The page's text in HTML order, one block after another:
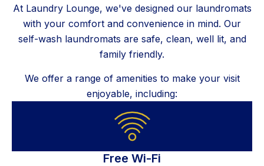
At Laundry Lounge, we've designed our laundromats
with your comfort and convenience in mind. Our
self-wash laundromats are safe, clean, well lit, and
family friendly.
We offer a range of amenities to make your visit
enjoyable, including:
Free Wi-Fi